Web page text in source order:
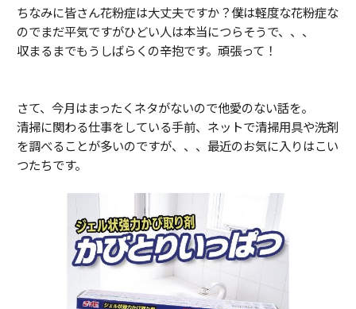
ちなみに皆さん花粉症は大丈夫ですか？僕は軽度な花粉症な
のでまだ平気ですがひどい人は本当につらそうで、、、
収まるまでもうしばらくの辛抱です。頑張って！
さて、今月はまったくネタがないので他愛のない話を。
清掃に関わる仕事をしている手前、ネットで清掃用具や洗剤
を調べることが多いのですが、、、最近のお気に入りはこい
つたちです。